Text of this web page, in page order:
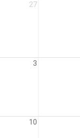
27
3
10